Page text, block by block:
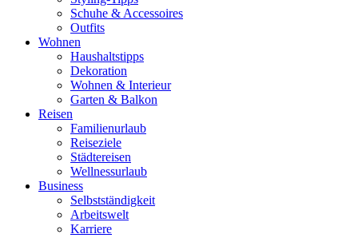
Schuhe & Accessoires
Outfits
Wohnen
Haushaltstipps
Dekoration
Wohnen & Interieur
Garten & Balkon
Reisen
Familienurlaub
Reiseziele
Städtereisen
Wellnessurlaub
Business
Selbstständigkeit
Arbeitswelt
Karriere